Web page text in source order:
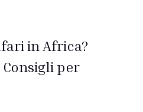
in Africa?
Consigli per